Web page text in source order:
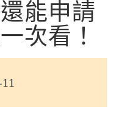
能申請
次看！